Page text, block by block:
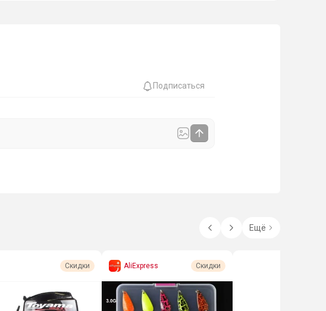
Подписаться
Ещё
Скидки AliExpress Скидки